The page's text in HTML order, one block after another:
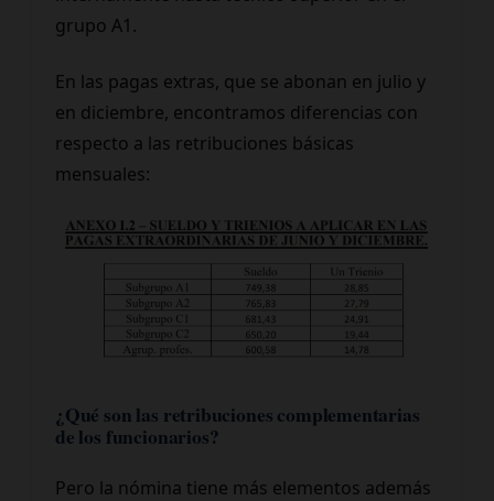
grupo A1.
En las pagas extras, que se abonan en julio y
en diciembre, encontramos diferencias con
respecto a las retribuciones básicas
mensuales:
¿Qué son las retribuciones complementarias
de los funcionarios?
Pero la nómina tiene más elementos además